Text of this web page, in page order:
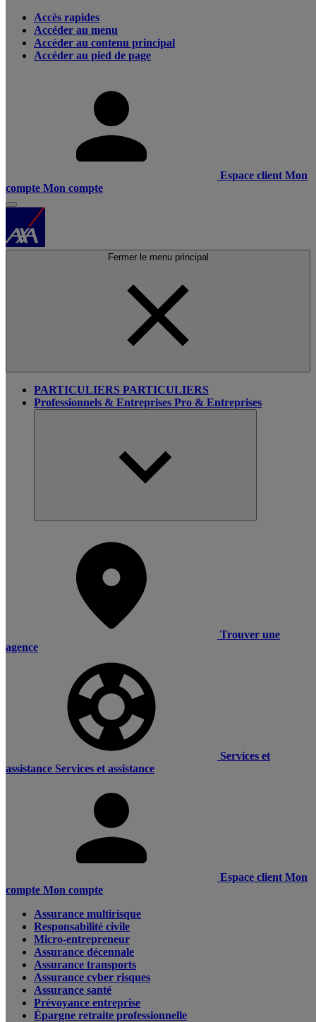
Accès rapides
Accéder au menu
Accéder au contenu principal
Accéder au pied de page
Espace client Mon
compte Mon compte
Fermer le menu principal
PARTICULIERS PARTICULIERS
Professionnels & Entreprises Pro & Entreprises
Trouver une
agence
Services et
assistance Services et assistance
Espace client Mon
compte Mon compte
Assurance multirisque
Responsabilité civile
Micro-entrepreneur
Assurance décennale
Assurance transports
Assurance cyber risques
Assurance santé
Prévoyance entreprise
Épargne retraite professionnelle